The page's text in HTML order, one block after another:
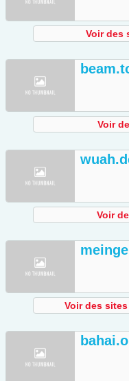
Voir des
Voir
Voir
Voir des